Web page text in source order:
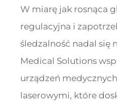
W miarę jak rosnąca
regulacyjna i
śledzalność nadal się
Medical Solutions
urządzeń
laserowymi, które